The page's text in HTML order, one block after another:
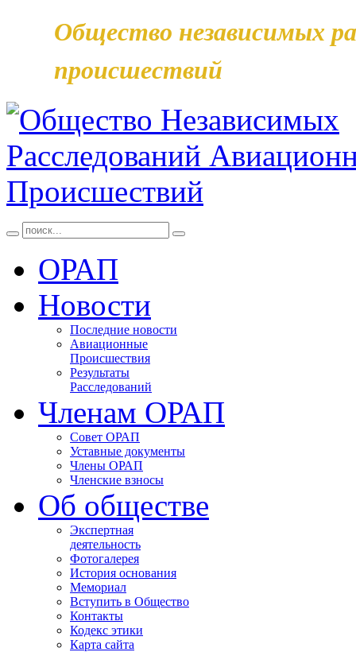
Общество независимых
происшествий
ОРАП
Новости
Последние новости
Авиационные
Происшествия
Результаты
Расследований
Членам ОРАП
Совет ОРАП
Уставные документы
Члены ОРАП
Членские взносы
Об обществе
Экспертная
деятельность
Фотогалерея
История основания
Мемориал
Вступить в Общество
Контакты
Кодекс этики
Карта сайта